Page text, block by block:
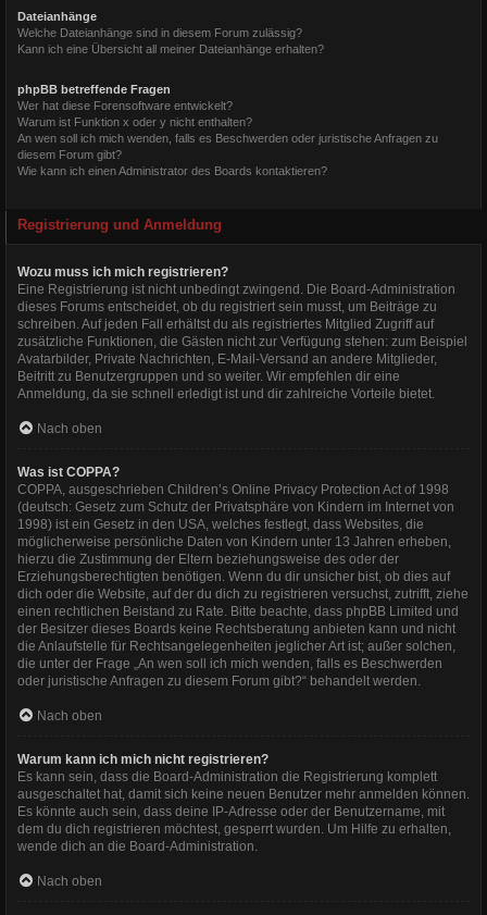
Dateianhänge
Welche Dateianhänge sind in diesem Forum zulässig?
Kann ich eine Übersicht all meiner Dateianhänge erhalten?
phpBB betreffende Fragen
Wer hat diese Forensoftware entwickelt?
Warum ist Funktion x oder y nicht enthalten?
An wen soll ich mich wenden, falls es Beschwerden oder juristische Anfragen zu
diesem Forum gibt?
Wie kann ich einen Administrator des Boards kontaktieren?
Registrierung und Anmeldung
Wozu muss ich mich registrieren?
Eine Registrierung ist nicht unbedingt zwingend. Die Board-Administration
dieses Forums entscheidet, ob du registriert sein musst, um Beiträge zu
schreiben. Auf jeden Fall erhältst du als registriertes Mitglied Zugriff auf
zusätzliche Funktionen, die Gästen nicht zur Verfügung stehen: zum Beispiel
Avatarbilder, Private Nachrichten, E-Mail-Versand an andere Mitglieder,
Beitritt zu Benutzergruppen und so weiter. Wir empfehlen dir eine
Anmeldung, da sie schnell erledigt ist und dir zahlreiche Vorteile bietet.
Nach oben
Was ist COPPA?
COPPA, ausgeschrieben Children’s Online Privacy Protection Act of 1998
(deutsch: Gesetz zum Schutz der Privatsphäre von Kindern im Internet von
1998) ist ein Gesetz in den USA, welches festlegt, dass Websites, die
möglicherweise persönliche Daten von Kindern unter 13 Jahren erheben,
hierzu die Zustimmung der Eltern beziehungsweise des oder der
Erziehungsberechtigten benötigen. Wenn du dir unsicher bist, ob dies auf
dich oder die Website, auf der du dich zu registrieren versuchst, zutrifft, ziehe
einen rechtlichen Beistand zu Rate. Bitte beachte, dass phpBB Limited und
der Besitzer dieses Boards keine Rechtsberatung anbieten kann und nicht
die Anlaufstelle für Rechtsangelegenheiten jeglicher Art ist; außer solchen,
die unter der Frage „An wen soll ich mich wenden, falls es Beschwerden
oder juristische Anfragen zu diesem Forum gibt?“ behandelt werden.
Nach oben
Warum kann ich mich nicht registrieren?
Es kann sein, dass die Board-Administration die Registrierung komplett
ausgeschaltet hat, damit sich keine neuen Benutzer mehr anmelden können.
Es könnte auch sein, dass deine IP-Adresse oder der Benutzername, mit
dem du dich registrieren möchtest, gesperrt wurden. Um Hilfe zu erhalten,
wende dich an die Board-Administration.
Nach oben